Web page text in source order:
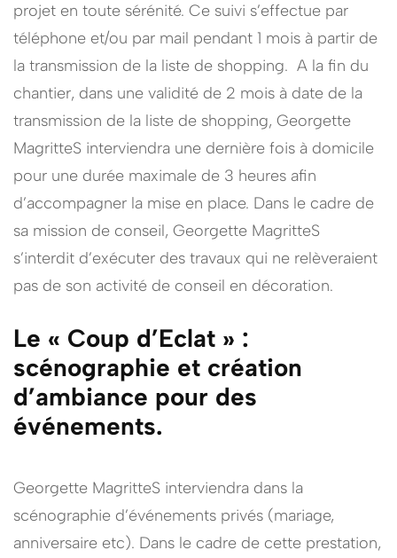
projet en toute sérénité. Ce suivi s’effectue par
téléphone et/ou par mail pendant 1 mois à partir de
la transmission de la liste de shopping. A la fin du
chantier, dans une validité de 2 mois à date de la
transmission de la liste de shopping, Georgette
MagritteS interviendra une dernière fois à domicile
pour une durée maximale de 3 heures afin
d’accompagner la mise en place. Dans le cadre de
sa mission de conseil, Georgette MagritteS
s’interdit d’exécuter des travaux qui ne relèveraient
pas de son activité de conseil en décoration.
Le « Coup d’Eclat » :
scénographie et création
d’ambiance pour des
événements.
Georgette MagritteS interviendra dans la
scénographie d’événements privés (mariage,
anniversaire etc). Dans le cadre de cette prestation,